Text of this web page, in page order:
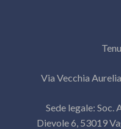
Via Vecchia
Sede legale: Soc.
Dievole 6, 53019